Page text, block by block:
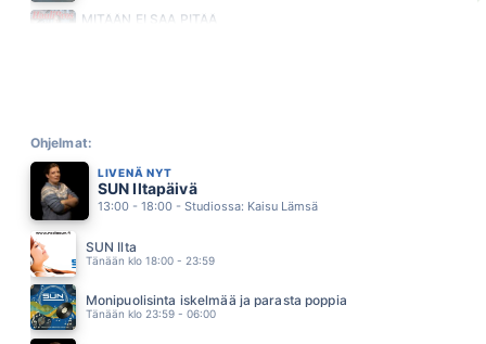
MITÄÄN EI SAA PITÄÄ
KIRKA
TEIT MEISTA KAUNIIN
SAMULI EDELMANN
09.25
OLLI HALONEN
09.21
YÖ
09.15
Ohjelmat:
LIVENÄ NYT
SUN Iltapäivä
13:00 - 18:00 - Studiossa: Kaisu Lämsä
SUN Ilta
Tänään klo 18:00 - 23:59
Monipuolisinta iskelmää ja parasta poppia
Tänään klo 23:59 - 06:00